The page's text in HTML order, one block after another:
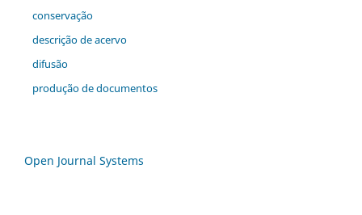
conservação
descrição de acervo
difusão
produção de documentos
Open Journal Systems